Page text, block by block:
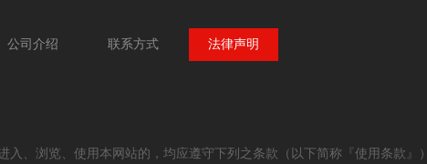
公司介绍 联系方式 法律声明
、浏览、使用本网站的，均应遵守下列之条款（以下简称『使用条款』